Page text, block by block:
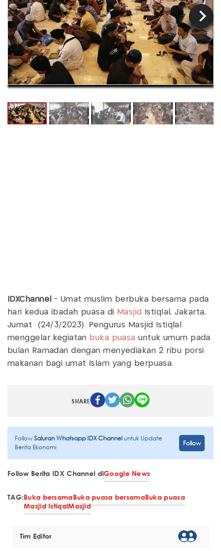
chevron_right
chevron_left
IDXChannel - Umat muslim berbuka bersama pada
hari kedua ibadah puasa di Masjid
Istiqlal, Jakarta,
Jumat (24/3/2023). Pengurus Masjid Istiqlal
menggelar kegiatan buka puasa untuk umum pada
bulan Ramadan dengan menyediakan 2 ribu porsi
makanan bagi umat Islam yang berpuasa.
SHARE
FollowSaluran Whatsapp IDX Channeluntuk Update
Berita Ekonomi
Follow
Follow Berita IDX Channel diGoogle News
TAG:Buka bersamaBuka puasa bersamaBuka puasa
Masjid IstiqalMasjid
Tim Editor